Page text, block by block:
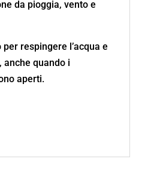
da pioggia, vento e
respingere l’acqua e
anche quando i
aperti.